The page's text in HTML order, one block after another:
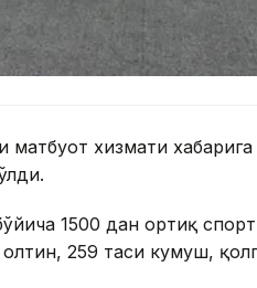
хизмати хабарига
1500 дан ортиқ
259 таси кумуш,